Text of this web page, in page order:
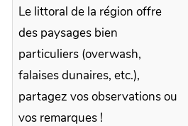
Le littoral de la région offre
des paysages bien
particuliers (overwash,
falaises dunaires, etc.),
partagez vos observations ou
vos remarques !